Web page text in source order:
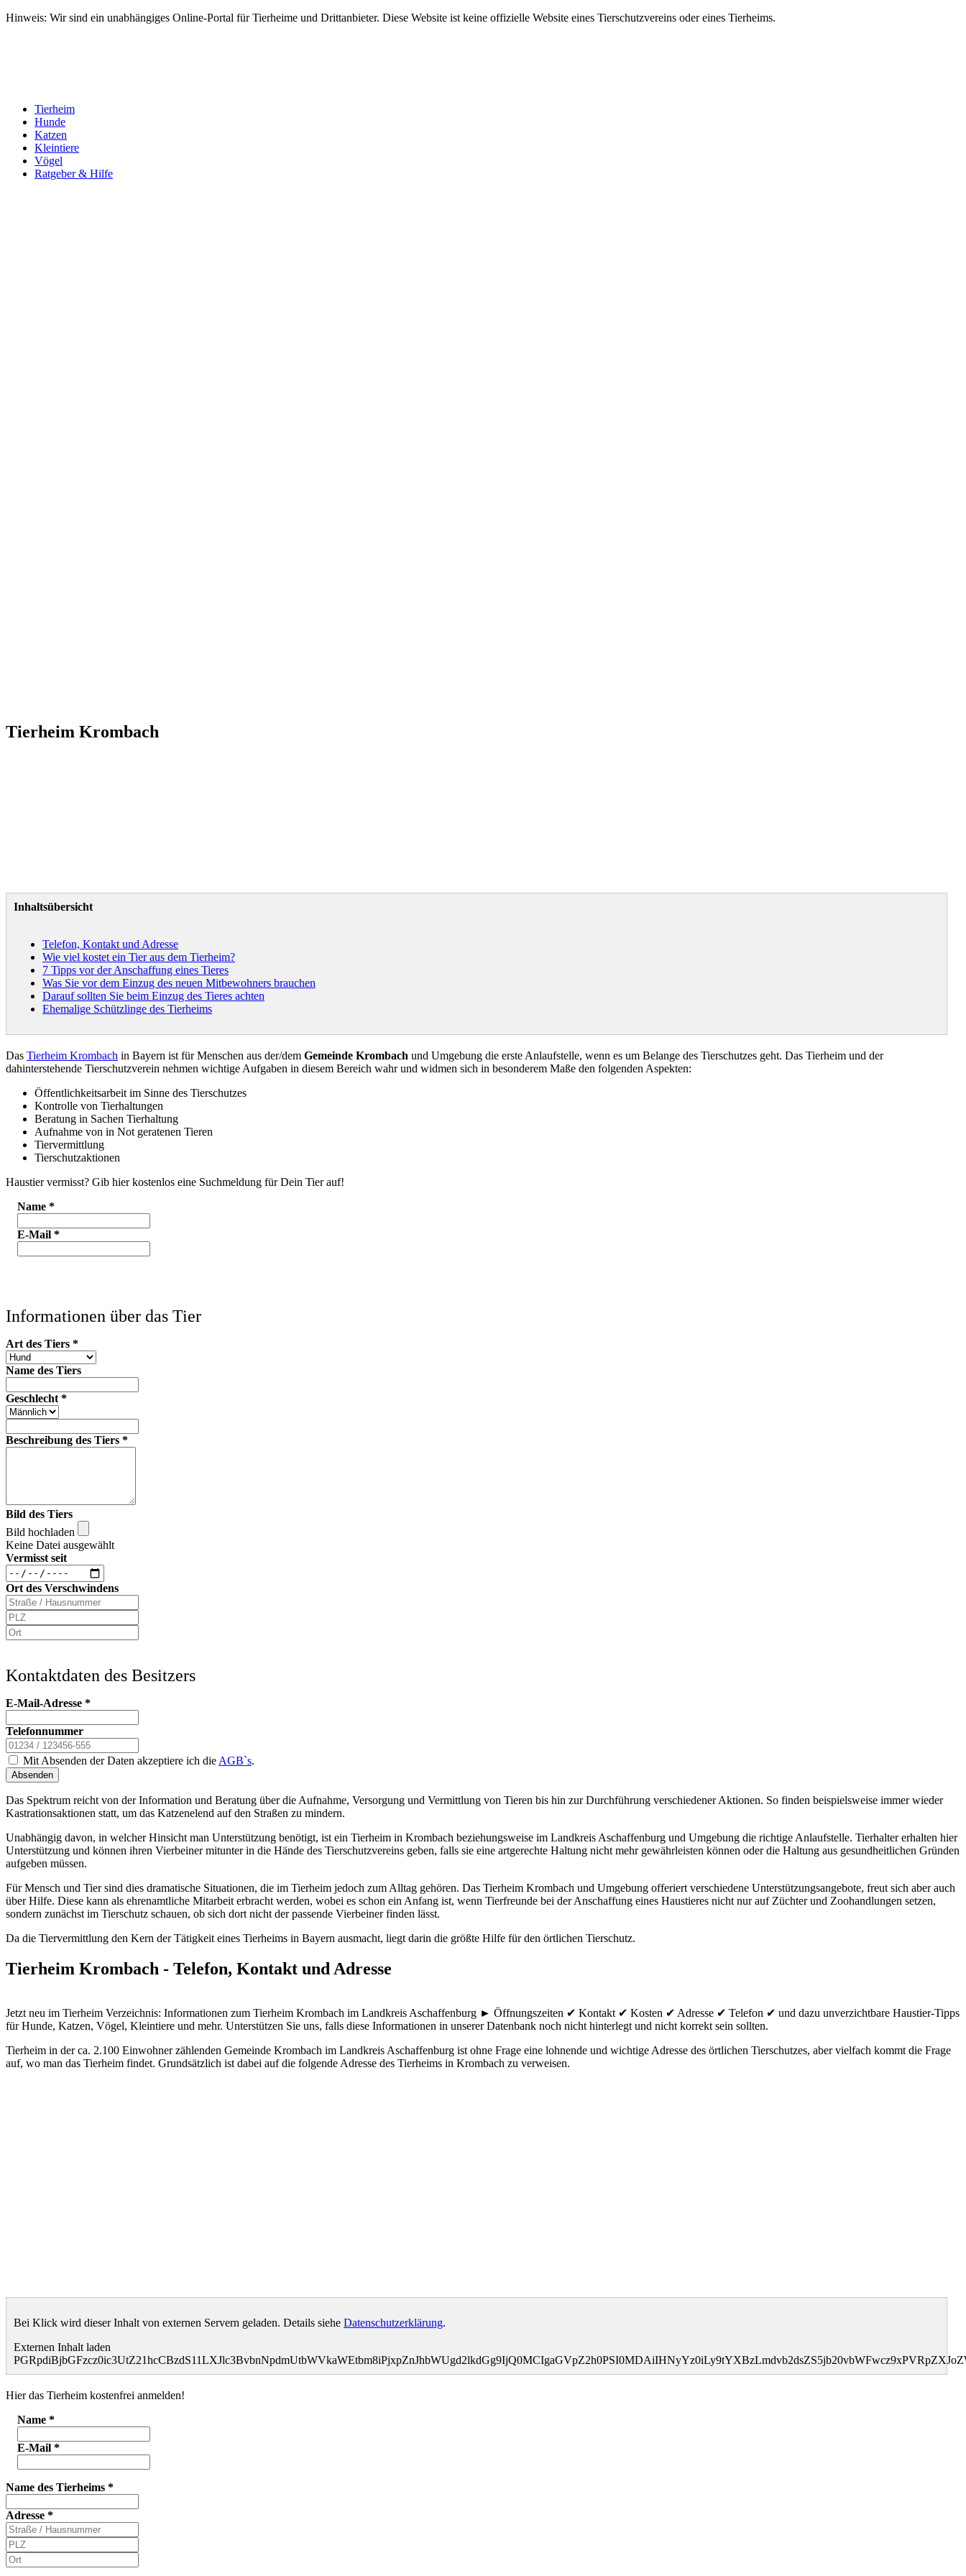
Hinweis: Wir sind ein unabhängiges Online-Portal für Tierheime und Drittanbieter. Diese Website ist keine offizielle Website eines Tierschutzvereins oder eines Tierheims.
Tierheim
Hunde
Katzen
Kleintiere
Vögel
Ratgeber & Hilfe
Tierheim Krombach
Inhaltsübersicht
Telefon, Kontakt und Adresse
Wie viel kostet ein Tier aus dem Tierheim?
7 Tipps vor der Anschaffung eines Tieres
Was Sie vor dem Einzug des neuen Mitbewohners brauchen
Darauf sollten Sie beim Einzug des Tieres achten
Ehemalige Schützlinge des Tierheims
Das Tierheim Krombach in Bayern ist für Menschen aus der/dem Gemeinde Krombach und Umgebung die erste Anlaufstelle, wenn es um Belange des Tierschutzes geht. Das Tierheim und der
dahinterstehende Tierschutzverein nehmen wichtige Aufgaben in diesem Bereich wahr und widmen sich in besonderem Maße den folgenden Aspekten:
Öffentlichkeitsarbeit im Sinne des Tierschutzes
Kontrolle von Tierhaltungen
Beratung in Sachen Tierhaltung
Aufnahme von in Not geratenen Tieren
Tiervermittlung
Tierschutzaktionen
Haustier vermisst? Gib hier kostenlos eine Suchmeldung für Dein Tier auf!
Name *
E-Mail *
Informationen über das Tier
Art des Tiers *
Name des Tiers
Geschlecht *
Beschreibung des Tiers *
Bild des Tiers
Bild hochladen
Keine Datei ausgewählt
Vermisst seit
Ort des Verschwindens
Kontaktdaten des Besitzers
E-Mail-Adresse *
Telefonnummer
Mit Absenden der Daten akzeptiere ich die AGB`s.
Absenden
Das Spektrum reicht von der Information und Beratung über die Aufnahme, Versorgung und Vermittlung von Tieren bis hin zur Durchführung verschiedener Aktionen. So finden beispielsweise immer wieder
Kastrationsaktionen statt, um das Katzenelend auf den Straßen zu mindern.
Unabhängig davon, in welcher Hinsicht man Unterstützung benötigt, ist ein Tierheim in Krombach beziehungsweise im Landkreis Aschaffenburg und Umgebung die richtige Anlaufstelle. Tierhalter erhalten hier
Unterstützung und können ihren Vierbeiner mitunter in die Hände des Tierschutzvereins geben, falls sie eine artgerechte Haltung nicht mehr gewährleisten können oder die Haltung aus gesundheitlichen Gründen
aufgeben müssen.
Für Mensch und Tier sind dies dramatische Situationen, die im Tierheim jedoch zum Alltag gehören. Das Tierheim Krombach und Umgebung offeriert verschiedene Unterstützungsangebote, freut sich aber auch
über Hilfe. Diese kann als ehrenamtliche Mitarbeit erbracht werden, wobei es schon ein Anfang ist, wenn Tierfreunde bei der Anschaffung eines Haustieres nicht nur auf Züchter und Zoohandlungen setzen,
sondern zunächst im Tierschutz schauen, ob sich dort nicht der passende Vierbeiner finden lässt.
Da die Tiervermittlung den Kern der Tätigkeit eines Tierheims in Bayern ausmacht, liegt darin die größte Hilfe für den örtlichen Tierschutz.
Tierheim Krombach - Telefon, Kontakt und Adresse
Jetzt neu im Tierheim Verzeichnis: Informationen zum Tierheim Krombach im Landkreis Aschaffenburg ► Öffnungszeiten ✔ Kontakt ✔ Kosten ✔ Adresse ✔ Telefon ✔ und dazu unverzichtbare Haustier-Tipps
für Hunde, Katzen, Vögel, Kleintiere und mehr. Unterstützen Sie uns, falls diese Informationen in unserer Datenbank noch nicht hinterlegt und nicht korrekt sein sollten.
Tierheim in der ca. 2.100 Einwohner zählenden Gemeinde Krombach im Landkreis Aschaffenburg ist ohne Frage eine lohnende und wichtige Adresse des örtlichen Tierschutzes, aber vielfach kommt die Frage
auf, wo man das Tierheim findet. Grundsätzlich ist dabei auf die folgende Adresse des Tierheims in Krombach zu verweisen.
Bei Klick wird dieser Inhalt von externen Servern geladen. Details siehe Datenschutzerklärung.
Externen Inhalt laden
Hier das Tierheim kostenfrei anmelden!
Name *
E-Mail *
Name des Tierheims *
Adresse *